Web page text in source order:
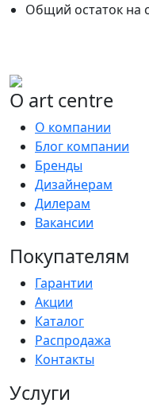
Общий остаток на
О art centre
О компании
Блог компании
Бренды
Дизайнерам
Дилерам
Вакансии
Покупателям
Гарантии
Акции
Каталог
Распродажа
Контакты
Услуги